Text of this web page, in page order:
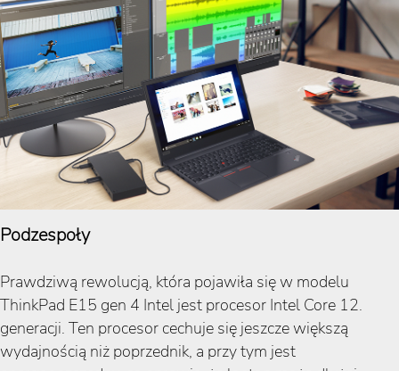
Podzespoły
Prawdziwą rewolucją, która pojawiła się w modelu
ThinkPad E15 gen 4 Intel jest procesor Intel Core 12.
generacji. Ten procesor cechuje się jeszcze większą
wydajnością niż poprzednik, a przy tym jest